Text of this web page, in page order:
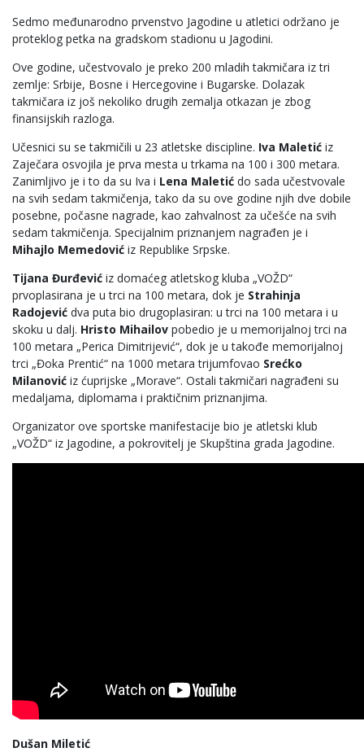
Sedmo međunarodno prvenstvo Jagodine u atletici održano je
proteklog petka na gradskom stadionu u Jagodini.
Ove godine, učestvovalo je preko 200 mladih takmičara iz tri
zemlje: Srbije, Bosne i Hercegovine i Bugarske. Dolazak
takmičara iz još nekoliko drugih zemalja otkazan je zbog
finansijskih razloga.
Učesnici su se takmičili u 23 atletske discipline. Iva Maletić iz
Zaječara osvojila je prva mesta u trkama na 100 i 300 metara.
Zanimljivo je i to da su Iva i Lena Maletić do sada učestvovale
na svih sedam takmičenja, tako da su ove godine njih dve dobile
posebne, počasne nagrade, kao zahvalnost za učešće na svih
sedam takmičenja. Specijalnim priznanjem nagrađen je i
Mihajlo Memedović iz Republike Srpske.
Tijana Đurđević iz domaćeg atletskog kluba „VOŽD“
prvoplasirana je u trci na 100 metara, dok je Strahinja
Radojević dva puta bio drugoplasiran: u trci na 100 metara i u
skoku u dalj. Hristo Mihailov pobedio je u memorijalnoj trci na
100 metara „Perica Dimitrijević“, dok je u takođe memorijalnoj
trci „Đoka Prentić“ na 1000 metara trijumfovao Srećko
Milanović iz ćuprijske „Morave“. Ostali takmičari nagrađeni su
medaljama, diplomama i praktičnim priznanjima.
Organizator ove sportske manifestacije bio je atletski klub
„VOŽD“ iz Jagodine, a pokrovitelj je Skupština grada Jagodine.
Dušan Miletić